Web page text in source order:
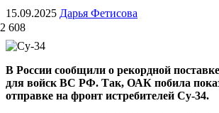
15.09.2025 Дарья Фетисова
2 608
В России сообщили о рекордной
для войск ВС РФ. Так, ОАК побила
отправке на фронт истребителей Су-34.